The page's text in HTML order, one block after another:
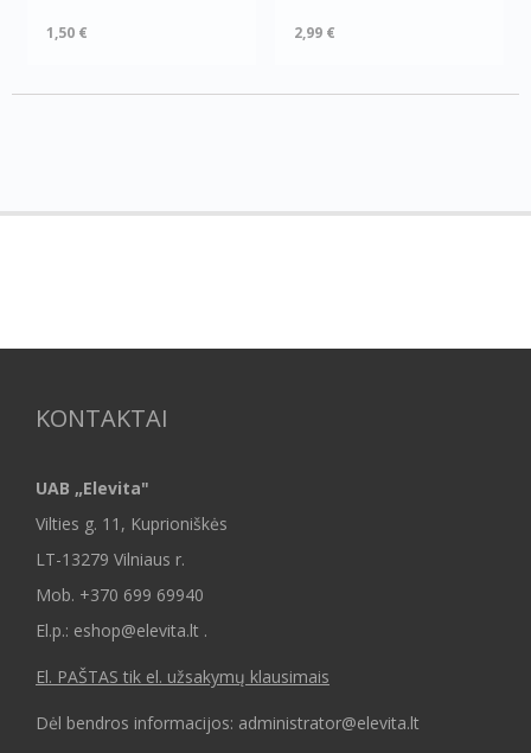
1,50 € 2,99 €
KONTAKTAI
UAB „Elevita"
Vilties g. 11, Kuprioniškės
LT-13279 Vilniaus r.
Mob. +370 699 69940
El.p.: eshop@elevita.lt .
El. PAŠTAS tik el. užsakymų klausimais
Dėl bendros informacijos: administrator@elevita.lt